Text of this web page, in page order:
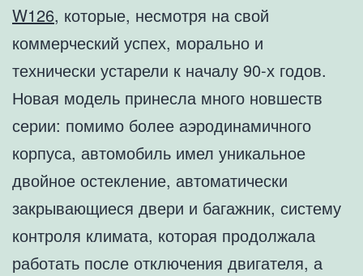
W126, которые, несмотря на свой
коммерческий успех, морально и
технически устарели к началу 90-х годов.
Новая модель принесла много новшеств
серии: помимо более аэродинамичного
корпуса, автомобиль имел уникальное
двойное остекление, автоматически
закрывающиеся двери и багажник, систему
контроля климата, которая продолжала
работать после отключения двигателя, а